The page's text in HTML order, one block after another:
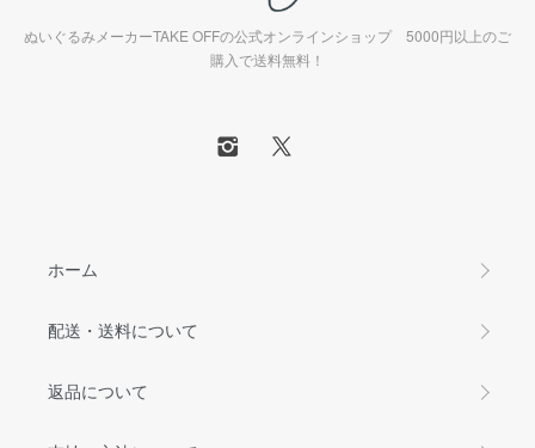
ぬいぐるみメーカーTAKE OFFの公式オンラインショップ 5000円以上のご
購入で送料無料！
ホーム
配送・送料について
返品について